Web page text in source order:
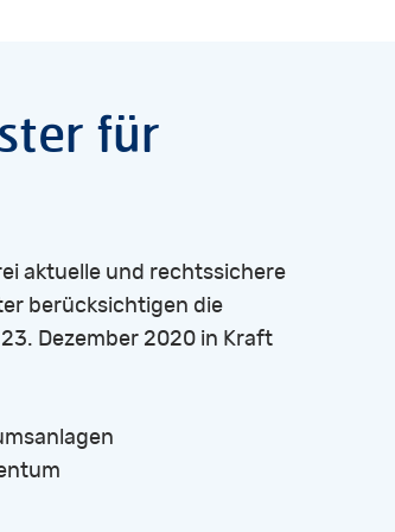
Individualität hat.
ein konkreter Wert
für
aktuelle und rechtssichere
berücksichtigen die
Dezember 2020 in Kraft